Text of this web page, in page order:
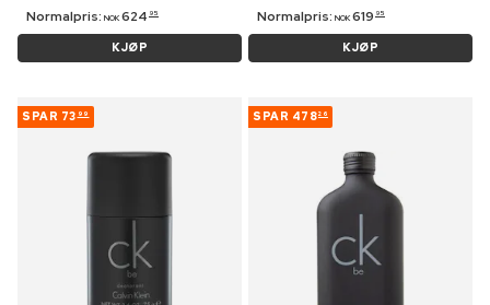
Normalpris: NOK 624 95
KJØP
Normalpris: NOK 619 95
KJØP
SPAR 73 99 SPAR 47826